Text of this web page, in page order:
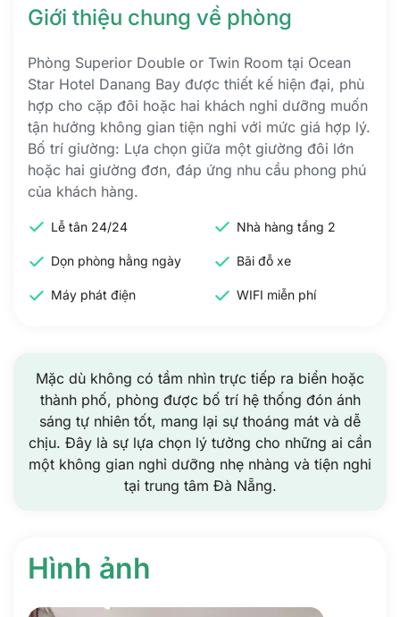
Giới thiệu chung về phòng
Phòng Superior Double or Twin Room tại Ocean
Star Hotel Danang Bay được thiết kế hiện đại, phù
hợp cho cặp đôi hoặc hai khách nghỉ dưỡng muốn
tận hưởng không gian tiện nghi với mức giá hợp lý.
Bố trí giường: Lựa chọn giữa một giường đôi lớn
hoặc hai giường đơn, đáp ứng nhu cầu phong phú
của khách hàng.
Lễ tân 24/24
Dọn phòng hằng ngày
Máy phát điện
Nhà hàng tầng 2
Bãi đỗ xe
WIFI miễn phí
Mặc dù không có tầm nhìn trực tiếp ra biển hoặc
thành phố, phòng được bố trí hệ thống đón ánh
sáng tự nhiên tốt, mang lại sự thoáng mát và dễ
chịu. Đây là sự lựa chọn lý tưởng cho những ai cần
một không gian nghỉ dưỡng nhẹ nhàng và tiện nghi
tại trung tâm Đà Nẵng.
Hình ảnh